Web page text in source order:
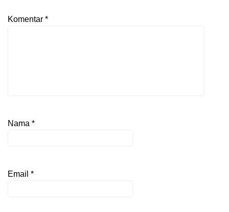
Komentar *
Nama *
Email *